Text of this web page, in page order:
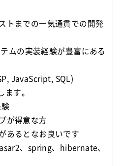
トまでの一気通貫での開発
ムの実装経験が豊富にある
JavaScript, SQL)
す。
が得意な方
あるとなお良いです
、spring、hibernate、